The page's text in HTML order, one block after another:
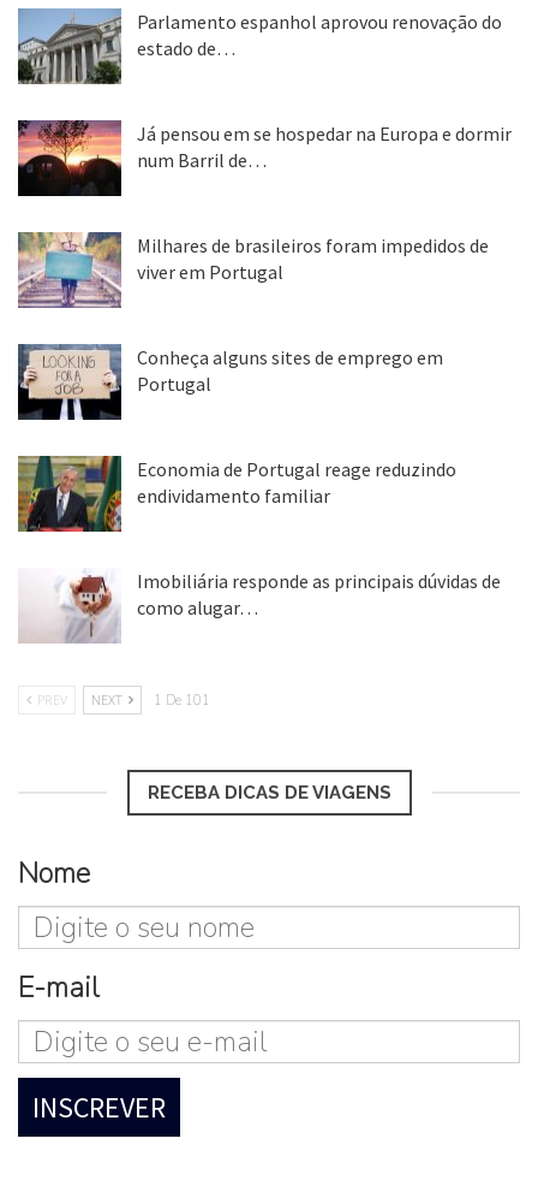
Parlamento espanhol aprovou renovação do
estado de…
Já pensou em se hospedar na Europa e dormir
num Barril de…
Milhares de brasileiros foram impedidos de
viver em Portugal
Conheça alguns sites de emprego em
Portugal
Economia de Portugal reage reduzindo
endividamento familiar
Imobiliária responde as principais dúvidas de
como alugar…
PREV NEXT 1 De 101
RECEBA DICAS DE VIAGENS
Nome
E-mail